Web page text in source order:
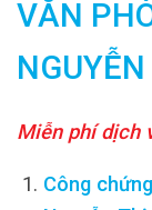
VĂN
Miễn phí dịch
Công